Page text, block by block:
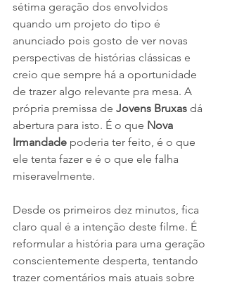
sétima geração dos envolvidos
quando um projeto do tipo é
anunciado pois gosto de ver novas
perspectivas de histórias clássicas e
creio que sempre há a oportunidade
de trazer algo relevante pra mesa. A
própria premissa de Jovens Bruxas dá
abertura para isto. É o que Nova
Irmandade poderia ter feito, é o que
ele tenta fazer e é o que ele falha
miseravelmente.
Desde os primeiros dez minutos, fica
claro qual é a intenção deste filme. É
reformular a história para uma geração
conscientemente desperta, tentando
trazer comentários mais atuais sobre